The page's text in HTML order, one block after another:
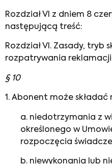
Rozdział VI z dniem 8
następującą treść:
Rozdział VI. Zasady, tryb
rozpatrywania reklamacji
§ 10
1. Abonent może
a. niedotrzymania z
określonego w
rozpoczęcia
b. niewykonania lub